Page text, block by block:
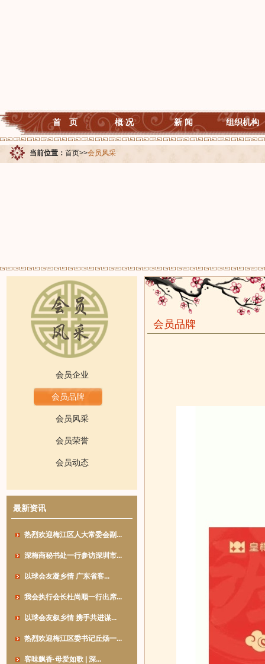
首 页 概 况 新 闻 组织机构
当前位置： 首页>>会员风采
会员企业
会员品牌
会员风采
会员荣誉
会员动态
最新资讯
热烈欢迎梅江区人大常委会副...
深梅商秘书处一行参访深圳市...
以球会友凝乡情 广东省客...
我会执行会长杜尚顺一行出席...
以球会友叙乡情 携手共进谋...
热烈欢迎梅江区委书记丘炀一...
客味飘香·母爱如歌 | 深...
会员品牌